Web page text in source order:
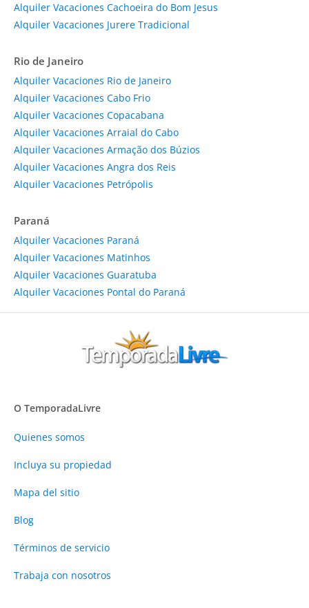
Alquiler Vacaciones Cachoeira do Bom Jesus
Alquiler Vacaciones Jurere Tradicional
Rio de Janeiro
Alquiler Vacaciones Rio de Janeiro
Alquiler Vacaciones Cabo Frio
Alquiler Vacaciones Copacabana
Alquiler Vacaciones Arraial do Cabo
Alquiler Vacaciones Armação dos Búzios
Alquiler Vacaciones Angra dos Reis
Alquiler Vacaciones Petrópolis
Paraná
Alquiler Vacaciones Paraná
Alquiler Vacaciones Matinhos
Alquiler Vacaciones Guaratuba
Alquiler Vacaciones Pontal do Paraná
O TemporadaLivre
Quienes somos
Incluya su propiedad
Mapa del sitio
Blog
Términos de servicio
Trabaja con nosotros